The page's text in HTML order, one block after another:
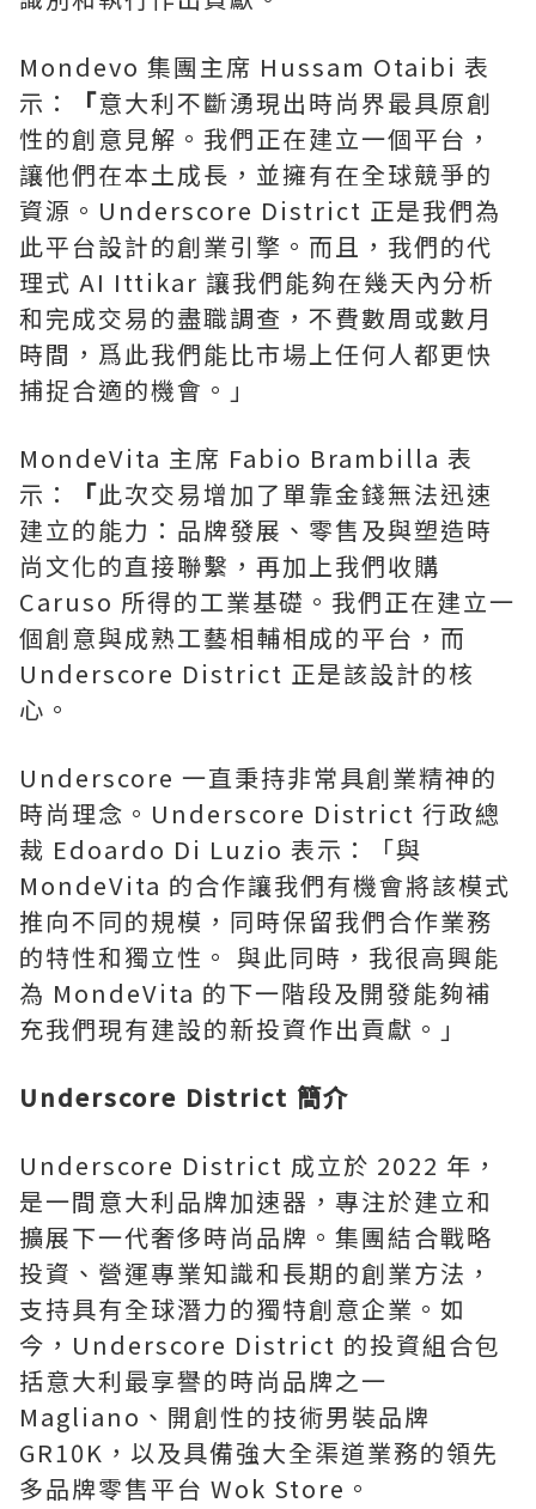
Mondevo 集團主席 Hussam Otaibi 表
示：
「意大利不斷湧現出時尚界最具原創
性的創意見解。我們正在建立一個平台，
讓他們在本土成長，並擁有在全球競爭的
資源。Underscore District 正是我們為
此平台設計的創業引擎。而且，我們的代
理式 AI Ittikar 讓我們能夠在幾天內分析
和完成交易的盡職調查，不費數周或數月
時間，爲此我們能比市場上任何人都更快
捕捉合適的機會。」
MondeVita 主席 Fabio Brambilla 表
示：
「此次交易增加了單靠金錢無法迅速
建立的能力：品牌發展、零售及與塑造時
尚文化的直接聯繫，再加上我們收購
Caruso 所得的工業基礎。我們正在建立一
個創意與成熟工藝相輔相成的平台，而
Underscore District 正是該設計的核
心。
Underscore 一直秉持非常具創業精神的
時尚理念。Underscore District 行政總
裁 Edoardo Di Luzio 表示：「與
MondeVita 的合作讓我們有機會將該模式
推向不同的規模，同時保留我們合作業務
的特性和獨立性。 與此同時，我很高興能
為 MondeVita 的下一階段及開發能夠補
充我們現有建設的新投資作出貢獻。」
Underscore District 簡介
Underscore District 成立於 2022 年，
是一間意大利品牌加速器，專注於建立和
擴展下一代奢侈時尚品牌。集團結合戰略
投資、營運專業知識和長期的創業方法，
支持具有全球潛力的獨特創意企業。如
今，Underscore District 的投資組合包
括意大利最享譽的時尚品牌之一
Magliano、開創性的技術男裝品牌
GR10K，以及具備強大全渠道業務的領先
多品牌零售平台 Wok Store。